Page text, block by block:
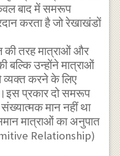
बाद में समरूप
करता है जो रेखाखंडों
की तरह मात्राओं और
बल्कि उन्होंने मात्राओं
करने के लिए
प्रकार दो समरूप
मान नहीं था
मात्राओं का अनुपात
Relationship)